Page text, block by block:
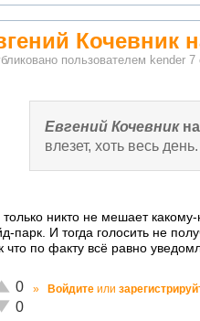
Кочевник
пользователем kender 7
Евгений Кочевник
влезет, хоть весь день.
только никто не мешает
парк. И тогда голосить не
что по факту всё равно
0
0
» Войдите или